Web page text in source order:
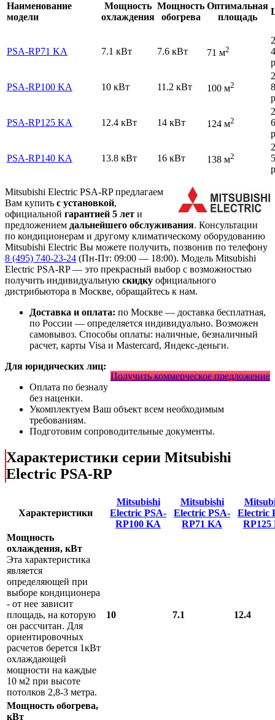
Наименование
модели
Мощность
охлаждения
Мощность
обогрева
Оптимальная
площадь
PSA-RP71 KA 7.1 кВт 7.6 кВт 71 м2
PSA-RP100 KA 10 кВт 11.2 кВт 100 м2
PSA-RP125 KA 12.4 кВт 14 кВт 124 м2
PSA-RP140 KA 13.8 кВт 16 кВт 138 м2
Mitsubishi Electric PSA-RP предлагаем
Вам купить с установкой,
официальной гарантией 5 лет и
предложением дальнейшего обслуживания. Консультации
по кондиционерам и другому климатическому оборудованию
Mitsubishi Electric Вы можете получить, позвонив по телефону
8 (495) 740-23-24 (Пн-Пт: 09:00 — 18:00). Модель Mitsubishi
Electric PSA-RP— это прекрасный выбор с возможностью
получить индивидуальную скидку официального
дистрибьютора в Москве, обращайтесь к нам.
Доставка и оплата: по Москве — доставка бесплатная,
по России — определяется индивидуально. Возможен
самовывоз. Способы оплаты: наличные, безналичный
расчет, карты Visa и Mastercard, Яндекс-деньги.
Получить коммерческое предложение
Для юридических лиц:
Оплата по безналу
без наценки.
Укомплектуем Ваш объект всем необходимым
требованиям.
Подготовим сопроводительные документы.
Характеристики серии Mitsubishi
Electric PSA-RP
Характеристики
Mitsubishi
Electric PSA-
RP100 KA
Mitsubishi
Electric PSA-
RP71 KA
Electric
RP125
Мощность
охлаждения, кВт
Эта характеристика
является
определяющей при
выборе кондиционера
- от нее зависит
площадь, на которую
он рассчитан. Для
ориентировочных
расчетов берется 1кВт
охлаждающей
мощности на каждые
10 м2 при высоте
потолков 2,8-3 метра.
10 7.1 12.4
Мощность обогрева,
кВт